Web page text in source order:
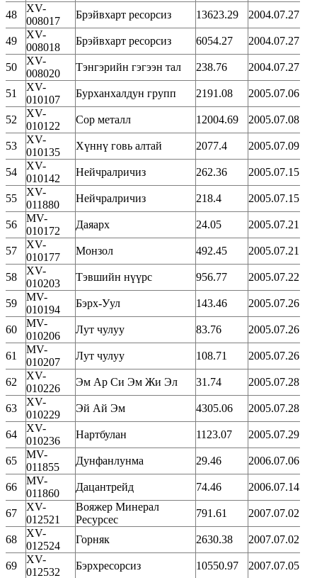
48
XV-
008017
Брэйвхарт ресорсиз 13623.29 2004.07.27
49
XV-
008018
Брэйвхарт ресорсиз 6054.27 2004.07.27
50
XV-
008020
Тэнгэрийн гэгээн тал 238.76 2004.07.27
51
XV-
010107
Бурханхалдун групп 2191.08 2005.07.06
52
XV-
010122
Сор металл 12004.69 2005.07.08
53
XV-
010135
Хүннү говь алтай 2077.4 2005.07.09
54
XV-
010142
Нейчралричиз 262.36 2005.07.15
55
XV-
011880
Нейчралричиз 218.4 2005.07.15
56
MV-
010172
Даяарх 24.05 2005.07.21
57
XV-
010177
Монзол 492.45 2005.07.21
58
XV-
010203
Тэвшийн нүүрс 956.77 2005.07.22
59
MV-
010194
Бэрх-Уул 143.46 2005.07.26
60
MV-
010206
Лут чулуу 83.76 2005.07.26
61
MV-
010207
Лут чулуу 108.71 2005.07.26
62
XV-
010226
Эм Ар Си Эм Жи Эл 31.74 2005.07.28
63
XV-
010229
Эй Ай Эм 4305.06 2005.07.28
64
XV-
010236
Нартбулан 1123.07 2005.07.29
65
MV-
011855
Дунфанлунма 29.46 2006.07.06
66
MV-
011860
Дацантрейд 74.46 2006.07.14
67
XV-
012521
Вояжер Минерал
Ресурсес
791.61 2007.07.02
68
XV-
012524
Горняк 2630.38 2007.07.02
69
XV-
012532
Бэрхресорсиз 10550.97 2007.07.05